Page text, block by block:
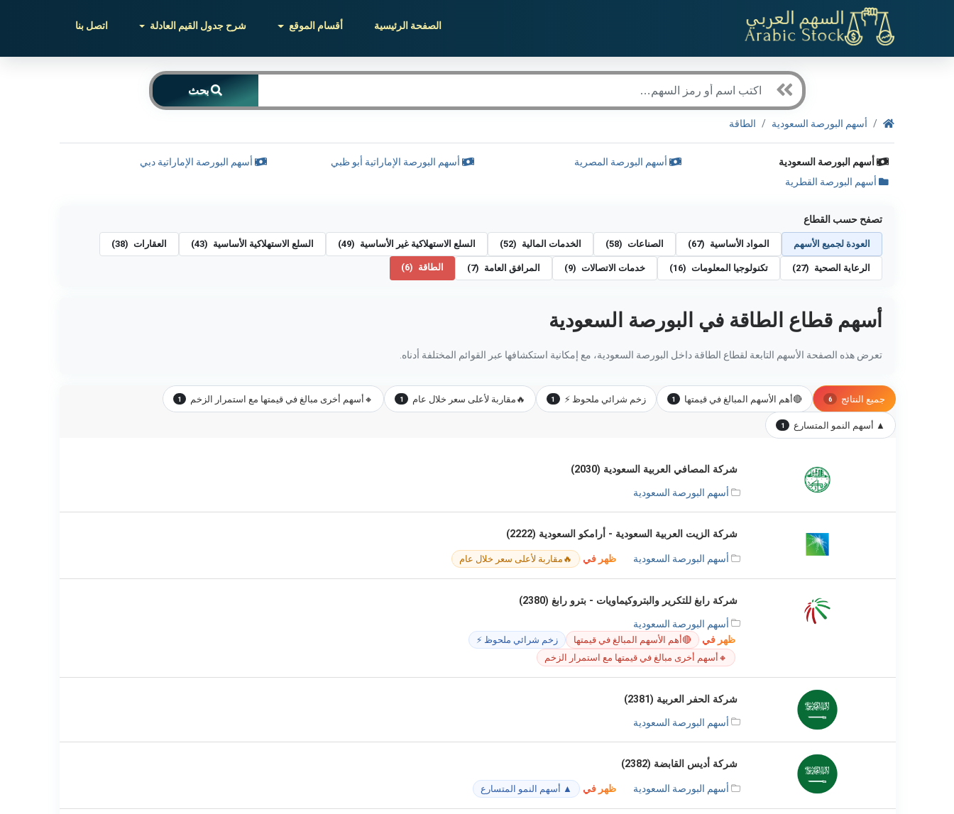
الصفحة الرئيسية أقسام الموقع شرح جدول القيم العادلة اتصل بنا
بحث
أسهم البورصة السعودية الطاقة
أسهم البورصة السعودية أسهم البورصة المصرية أسهم البورصة الإماراتية أبو ظبي
أسهم البورصة الإماراتية دبي
أسهم البورصة القطرية
تصفح حسب القطاع
العودة لجميع الأسهم المواد الأساسية (67) الصناعات (58) الخدمات المالية (52) السلع الاستهلاكية غير الأساسية (49) السلع الاستهلاكية الأساسية (43) العقارات (38)
الرعاية الصحية (27) تكنولوجيا المعلومات (16) خدمات الاتصالات (9) المرافق العامة (7) الطاقة (6)
أسهم قطاع الطاقة في البورصة السعودية
تعرض هذه الصفحة الأسهم التابعة لقطاع الطاقة داخل البورصة السعودية، مع إمكانية استكشافها عبر القوائم المختلفة أدناه.
جميع النتائج 6
🔴أهم الأسهم المبالغ في قيمتها 1 زخم شرائي ملحوظ ⚡ 1
🔥 مقاربة لأعلى سعر خلال عام 1
🔸 أسهم أخرى مبالغ في قيمتها مع استمرار الزخم 1
▲ أسهم النمو المتسارع 1
شركة المصافي العربية السعودية (2030)
أسهم البورصة السعودية
شركة الزيت العربية السعودية - أرامكو السعودية (2222)
أسهم البورصة السعودية ظهر في 🔥 مقاربة لأعلى سعر خلال عام
شركة رابغ للتكرير والبتروكيماويات - بترو رابغ (2380)
أسهم البورصة السعودية
ظهر في
🔴أهم الأسهم المبالغ في قيمتها
زخم شرائي ملحوظ ⚡
🔸 أسهم أخرى مبالغ في قيمتها مع استمرار الزخم
شركة الحفر العربية (2381)
أسهم البورصة السعودية
شركة أديس القابضة (2382)
أسهم البورصة السعودية ظهر في ▲ أسهم النمو المتسارع